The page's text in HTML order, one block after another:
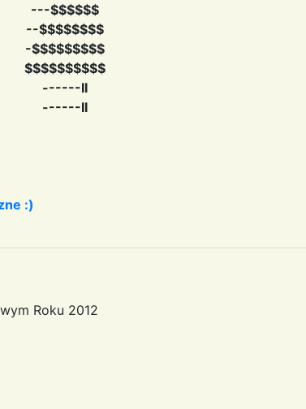
---$$$$$$
--$$$$$$$$
-$$$$$$$$$
$$$$$$$$$$
------II
------II
:)
Roku 2012